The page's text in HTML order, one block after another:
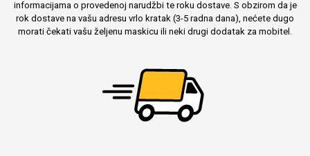
informacijama o provedenoj narudžbi te roku dostave. S obzirom da je
rok dostave na vašu adresu vrlo kratak (3-5 radna dana), nećete dugo
morati čekati vašu željenu maskicu ili neki drugi dodatak za mobitel.